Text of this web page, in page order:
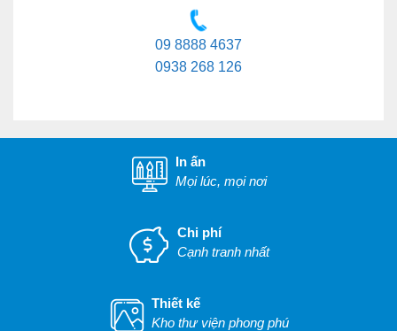
09 8888 4637
0938 268 126
In ấn
Mọi lúc, mọi nơi
Chi phí
Cạnh tranh nhất
Thiết kế
Kho thư viện phong phú